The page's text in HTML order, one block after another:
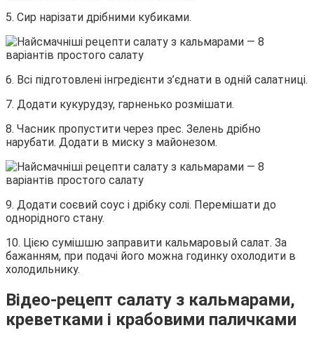
5. Сир нарізати дрібними кубиками.
6. Всі підготовлені інгредієнти з’єднати в одній салатниці.
7. Додати кукурудзу, гарненько розмішати.
8. Часник пропустити через прес. Зелень дрібно
нарубати. Додати в миску з майонезом.
9. Додати соєвий соус і дрібку солі. Перемішати до
однорідного стану.
10. Цією сумішшю заправити кальмаровый салат. За
бажанням, при подачі його можна годинку охолодити в
холодильнику.
Відео-рецепт салату з кальмарами,
креветками і крабовими паличками